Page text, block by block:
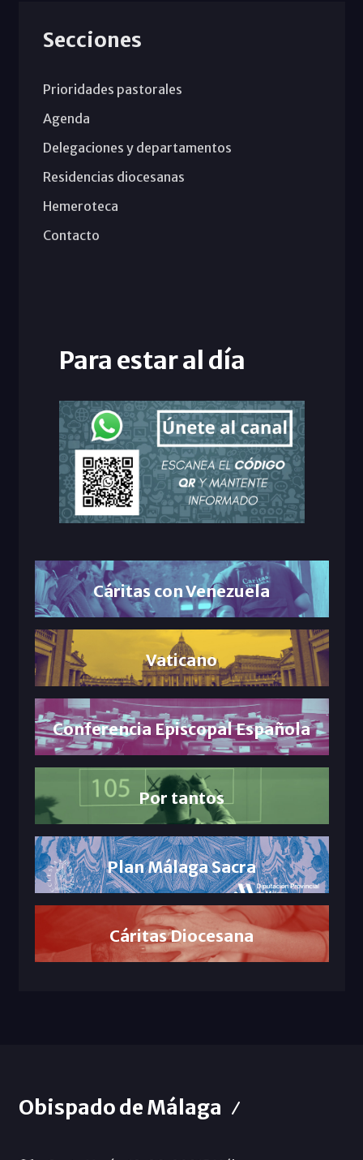
Secciones
Prioridades pastorales
Agenda
Delegaciones y departamentos
Residencias diocesanas
Hemeroteca
Contacto
Para estar al día
Cáritas con Venezuela
Vaticano
Conferencia Episcopal Española
Por tantos
Plan Málaga Sacra
Cáritas Diocesana
Obispado de Málaga